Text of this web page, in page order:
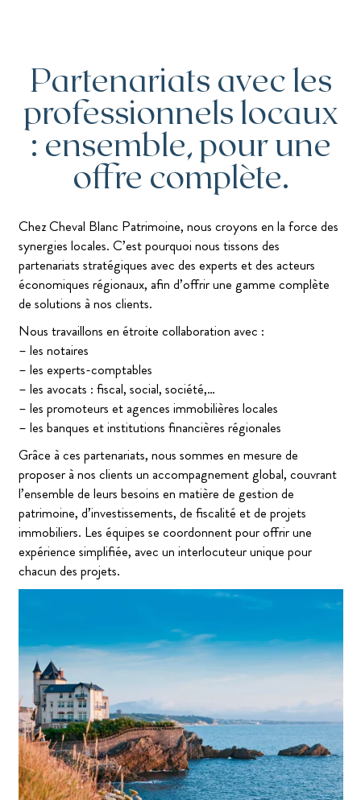
Partenariats avec les
professionnels locaux
: ensemble, pour une
offre complète.
Chez Cheval Blanc Patrimoine, nous croyons en la force des
synergies locales. C’est pourquoi nous tissons des
partenariats stratégiques avec des experts et des acteurs
économiques régionaux, afin d’offrir une gamme complète
de solutions à nos clients.
Nous travaillons en étroite collaboration avec :
– les notaires
– les experts-comptables
– les avocats : fiscal, social, société,…
– les promoteurs et agences immobilières locales
– les banques et institutions financières régionales
Grâce à ces partenariats, nous sommes en mesure de
proposer à nos clients un accompagnement global, couvrant
l’ensemble de leurs besoins en matière de gestion de
patrimoine, d’investissements, de fiscalité et de projets
immobiliers. Les équipes se coordonnent pour offrir une
expérience simplifiée, avec un interlocuteur unique pour
chacun des projets.